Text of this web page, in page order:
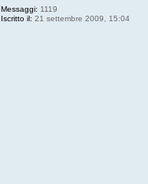
Messaggi: 1119
Iscritto il: 21 settembre 2009, 15:04